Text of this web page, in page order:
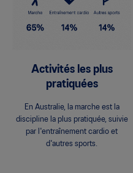
Activités les plus
pratiquées
En Australie, la marche est la
discipline la plus pratiquée, suivie
par l'entraînement cardio et
d'autres sports.